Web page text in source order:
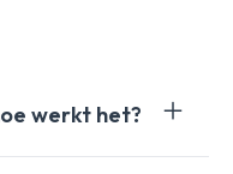
werkt het?